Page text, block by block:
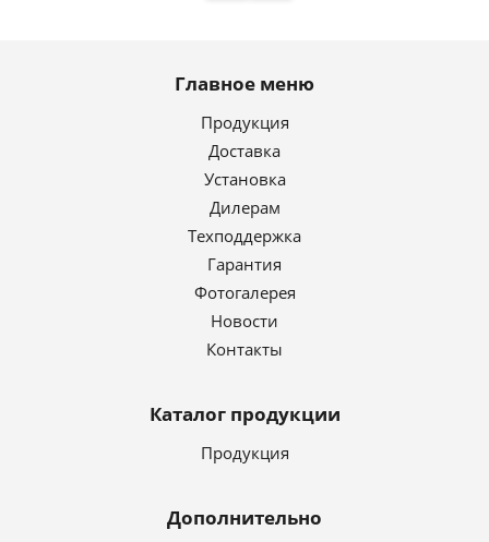
Главное меню
Продукция
Доставка
Установка
Дилерам
Техподдержка
Гарантия
Фотогалерея
Новости
Контакты
Каталог продукции
Продукция
Дополнительно